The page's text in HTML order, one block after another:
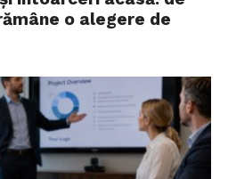
o alegere de